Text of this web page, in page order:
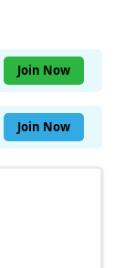
Join Now
Join Now